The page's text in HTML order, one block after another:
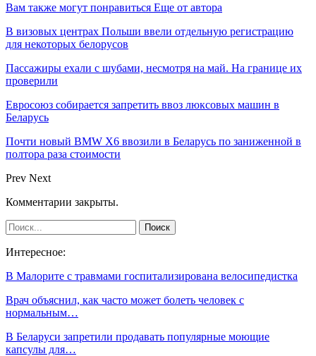
Вам также могут понравиться Еще от автора
В визовых центрах Польши ввели отдельную регистрацию
для некоторых белорусов
Пассажиры ехали с шубами, несмотря на май. На границе их
проверили
Евросоюз собирается запретить ввоз люксовых машин в
Беларусь
Почти новый BMW X6 ввозили в Беларусь по заниженной в
полтора раза стоимости
Prev Next
Комментарии закрыты.
Интересное:
В Малорите с травмами госпитализирована велосипедистка
Врач объяснил, как часто может болеть человек с
нормальным…
В Беларуси запретили продавать популярные моющие
капсулы для…